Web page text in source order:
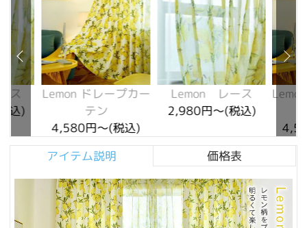
ス
込)
Lemon ドレープカー
テン
4,580円～(税込)
Lemon レース
2,980円～(税込)
アイテム説明
価格表